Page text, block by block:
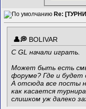
Re:
BOLIVAR
С GL начали играть.
Может быть есть
форуме? Где и будет
А отсюда все посты
как касается
слишком уж далеко